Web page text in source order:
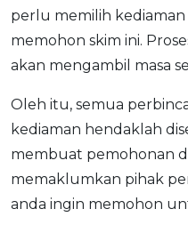
perlu memilih
memohon skim ini.
akan mengambil masa
Oleh itu, semua
kediaman hendaklah
membuat pemohonan
memaklumkan pihak
anda ingin memohon